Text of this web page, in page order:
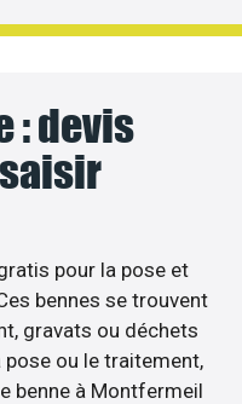
: devis
pour la pose et
bennes se trouvent
gravats ou déchets
ou le traitement,
benne à Montfermeil